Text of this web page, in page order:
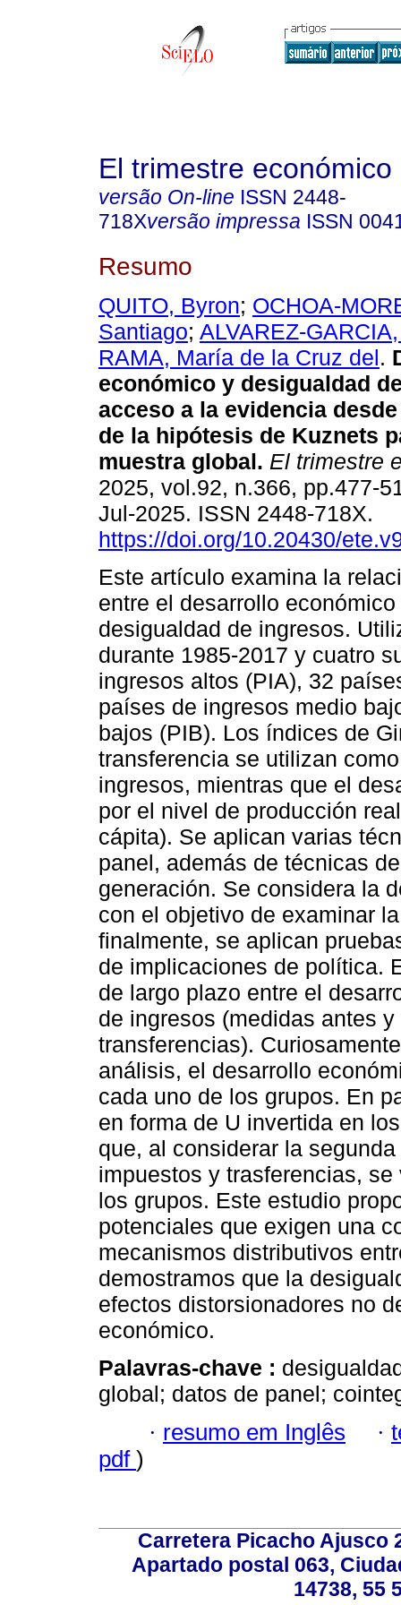
El trimestre económico
versão On-line ISSN 2448-
718Xversão impressa ISSN
Resumo
QUITO, Byron; OCHOA-
Santiago; ALVAREZ-
RAMA, María de la Cruz del.
económico y desigualdad
acceso a la evidencia
de la hipótesis de Kuznets
muestra global. El trimestre
2025, vol.92, n.366, pp.477-
Jul-2025. ISSN 2448-718X.
https://doi.org/10.20430/
Este artículo examina la
entre el desarrollo
desigualdad de ingresos.
durante 1985-2017 y cuatro
ingresos altos (PIA), 32
países de ingresos medio
bajos (PIB). Los índices de
transferencia se utilizan
ingresos, mientras que el
por el nivel de producción
cápita). Se aplican varias
panel, además de técnicas
generación. Se considera la
con el objetivo de examinar
finalmente, se aplican
de implicaciones de política.
de largo plazo entre el
de ingresos (medidas antes
transferencias).
análisis, el desarrollo
cada uno de los grupos. En
en forma de U invertida en
que, al considerar la
impuestos y trasferencias,
los grupos. Este estudio
potenciales que exigen una
mecanismos distributivos
demostramos que la
efectos distorsionadores no
económico.
Palavras-chave :
global; datos de panel;
· resumo em Inglês ·
pdf )
Carretera Picacho Ajusco
Apartado postal 063,
14738, 55